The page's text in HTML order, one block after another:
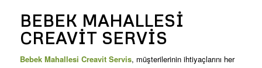
BEBEK MAHALLESI
CREAVIT SERVIS
Bebek Mahallesi Creavit Servis, müşterilerinin ihtiyaçlarını her